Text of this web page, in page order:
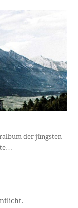
der jüngsten